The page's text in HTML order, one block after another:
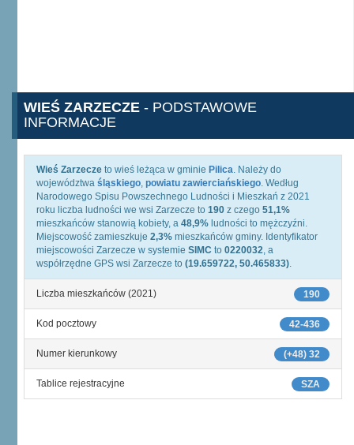
WIEŚ ZARZECZE - PODSTAWOWE
INFORMACJE
Wieś Zarzecze to wieś leżąca w gminie Pilica. Należy do
województwa śląskiego, powiatu zawierciańskiego. Według
Narodowego Spisu Powszechnego Ludności i Mieszkań z 2021
roku liczba ludności we wsi Zarzecze to 190 z czego 51,1%
mieszkańców stanowią kobiety, a 48,9% ludności to mężczyźni.
Miejscowość zamieszkuje 2,3% mieszkańców gminy. Identyfikator
miejscowości Zarzecze w systemie SIMC to 0220032, a
współrzędne GPS wsi Zarzecze to (19.659722, 50.465833).
190
Liczba mieszkańców (2021)
42-436
Kod pocztowy
(+48) 32
Numer kierunkowy
SZA
Tablice rejestracyjne